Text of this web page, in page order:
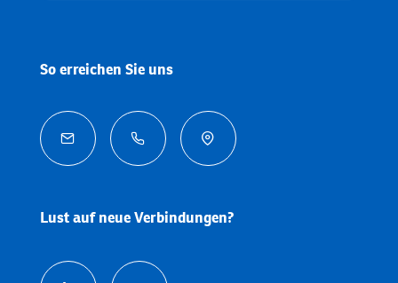
So erreichen Sie uns
  
Lust auf neue Verbindungen?